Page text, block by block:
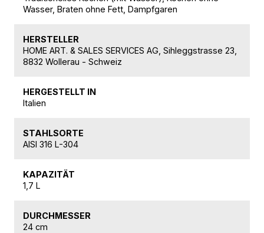
Wasser, Braten ohne Fett, Dampfgaren
HERSTELLER
HOME ART. & SALES SERVICES AG, Sihleggstrasse 23,
8832 Wollerau - Schweiz
HERGESTELLT IN
Italien
STAHLSORTE
AISI 316 L-304
KAPAZITÄT
1,7 L
DURCHMESSER
24 cm